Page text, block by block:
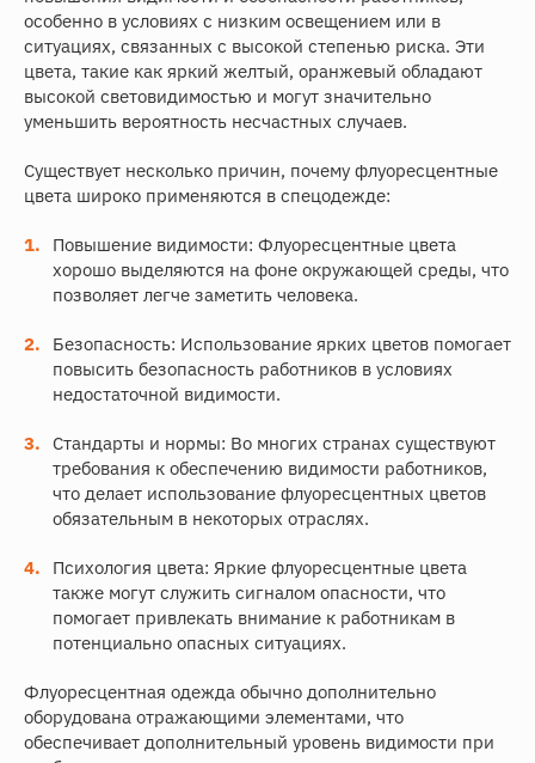
особенно в условиях с низким освещением или в
ситуациях, связанных с высокой степенью риска. Эти
цвета, такие как яркий желтый, оранжевый обладают
высокой световидимостью и могут значительно
уменьшить вероятность несчастных случаев.
Существует несколько причин, почему флуоресцентные
цвета широко применяются в спецодежде:
Повышение видимости: Флуоресцентные цвета
хорошо выделяются на фоне окружающей среды, что
позволяет легче заметить человека.
Безопасность: Использование ярких цветов помогает
повысить безопасность работников в условиях
недостаточной видимости.
Стандарты и нормы: Во многих странах существуют
требования к обеспечению видимости работников,
что делает использование флуоресцентных цветов
обязательным в некоторых отраслях.
Психология цвета: Яркие флуоресцентные цвета
также могут служить сигналом опасности, что
помогает привлекать внимание к работникам в
потенциально опасных ситуациях.
Флуоресцентная одежда обычно дополнительно
оборудована отражающими элементами, что
обеспечивает дополнительный уровень видимости при